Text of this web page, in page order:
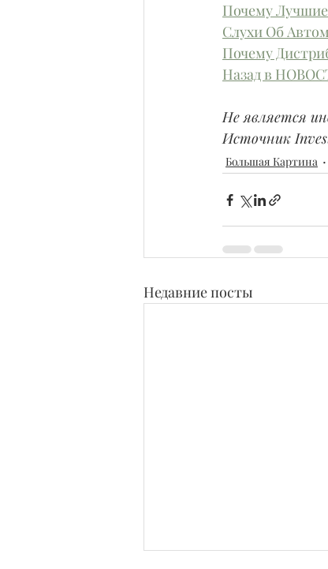
Почему
Слухи Об
Почему
Назад в
Не является
Источник
Большая Картина
Недавние посты